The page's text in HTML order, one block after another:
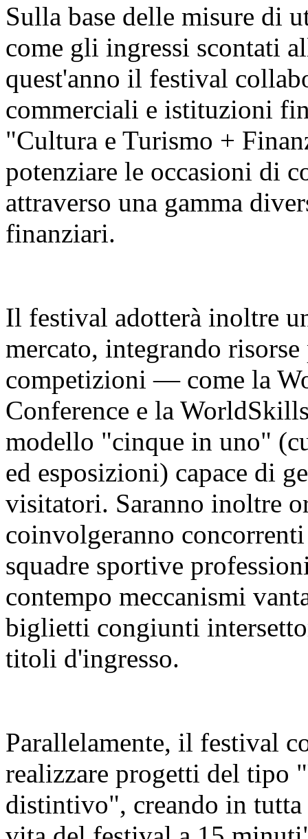
Sulla base delle misure di
come gli ingressi scontati
quest'anno il festival
commerciali e istituzioni
"Cultura e Turismo +
potenziare le occasioni di
attraverso una gamma
finanziari.
Il festival adotterà inoltre
mercato, integrando
competizioni — come la
Conference e la
modello "cinque in uno"
ed esposizioni) capace di
visitatori. Saranno inoltre
coinvolgeranno
squadre sportive
contempo meccanismi
biglietti congiunti
titoli d'ingresso.
Parallelamente, il festival
realizzare progetti del tipo
distintivo", creando in